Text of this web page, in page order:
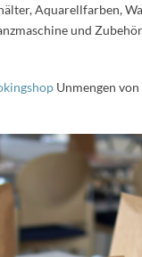
Aquarellfarben,
und
Unmengen